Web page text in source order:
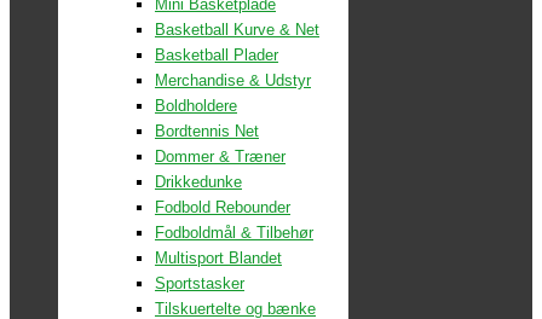
Mini Basketplade
Basketball Kurve & Net
Basketball Plader
Merchandise & Udstyr
Boldholdere
Bordtennis Net
Dommer & Træner
Drikkedunke
Fodbold Rebounder
Fodboldmål & Tilbehør
Multisport Blandet
Sportstasker
Tilskuertelte og bænke